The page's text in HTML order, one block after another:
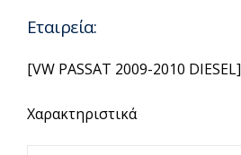
Εταιρεία:
[VW PASSAT 2009-2010 DIESEL]
Χαρακτηριστικά